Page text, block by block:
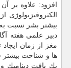
بیشتر بشر نسبت
دبیر علمی هفته
مغز از زمان
ها و شناخت
یك بافت دینامیك